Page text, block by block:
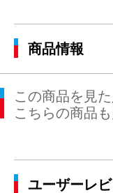
商品情報
この商品を見
こちらの商品
ユーザーレ